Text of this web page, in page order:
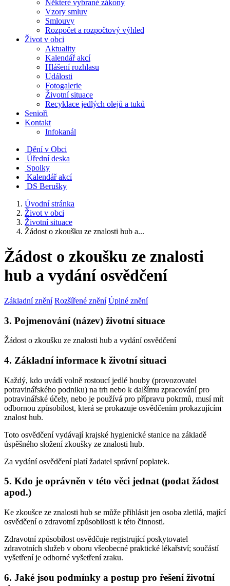
Některé vybrané zákony
Vzory smluv
Smlouvy
Rozpočet a rozpočtový výhled
Život v obci
Aktuality
Kalendář akcí
Hlášení rozhlasu
Události
Fotogalerie
Životní situace
Recyklace jedlých olejů a tuků
Senioři
Kontakt
Infokanál
Dění v Obci
Úřední deska
Spolky
Kalendář akcí
DS Berušky
Úvodní stránka
Život v obci
Životní situace
Žádost o zkoušku ze znalosti hub a...
Žádost o zkoušku ze znalosti
hub a vydání osvědčení
Základní znění Rozšířené znění Úplné znění
3. Pojmenování (název) životní situace
Žádost o zkoušku ze znalosti hub a vydání osvědčení
4. Základní informace k životní situaci
Každý, kdo uvádí volně rostoucí jedlé houby (provozovatel
potravinářského podniku) na trh nebo k dalšímu zpracování pro
potravinářské účely, nebo je používá pro přípravu pokrmů, musí mít
odbornou způsobilost, která se prokazuje osvědčením prokazujícím
znalost hub.
Toto osvědčení vydávají krajské hygienické stanice na základě
úspěšného složení zkoušky ze znalosti hub.
Za vydání osvědčení platí žadatel správní poplatek.
5. Kdo je oprávněn v této věci jednat (podat žádost
apod.)
Ke zkoušce ze znalosti hub se může přihlásit jen osoba zletilá, mající
osvědčení o zdravotní způsobilosti k této činnosti.
Zdravotní způsobilost osvědčuje registrující poskytovatel
zdravotních služeb v oboru všeobecné praktické lékařství; součástí
vyšetření je odborné vyšetření zraku.
6. Jaké jsou podmínky a postup pro řešení životní